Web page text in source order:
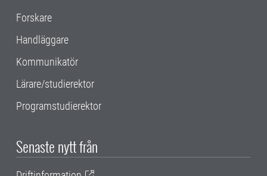
Forskare
Handläggare
Kommunikatör
Lärare/studierektor
Programstudierektor
Senaste nytt från